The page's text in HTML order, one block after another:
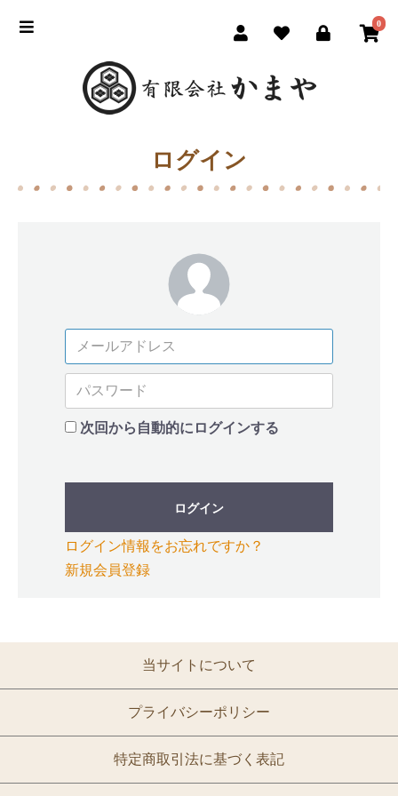
0
ログイン
次回から自動的にログインする
ログイン
ログイン情報をお忘れですか？
新規会員登録
当サイトについて
プライバシーポリシー
特定商取引法に基づく表記